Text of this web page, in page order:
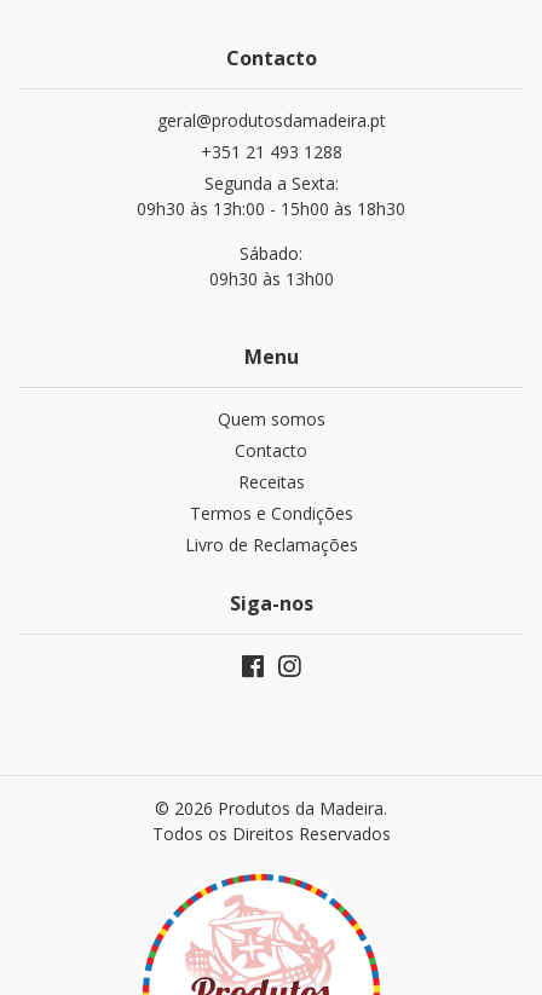
Contacto
geral@produtosdamadeira.pt
+351 21 493 1288
Segunda a Sexta:
09h30 às 13h:00 - 15h00 às 18h30
Sábado:
09h30 às 13h00
Menu
Quem somos
Contacto
Receitas
Termos e Condições
Livro de Reclamações
Siga-nos
© 2026 Produtos da Madeira.
Todos os Direitos Reservados